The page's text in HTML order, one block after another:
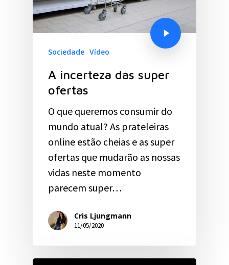
Sociedade Vídeo
A incerteza das super
ofertas
O que queremos consumir do
mundo atual? As prateleiras
online estão cheias e as super
ofertas que mudarão as nossas
vidas neste momento
parecem super…
Cris Ljungmann
11/05/2020